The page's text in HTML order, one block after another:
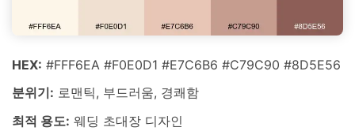
HEX: #FFF6EA #F0E0D1 #E7C6B6 #C79C90 #8D5E56
분위기: 로맨틱, 부드러움, 경쾌함
최적 용도: 웨딩 초대장 디자인